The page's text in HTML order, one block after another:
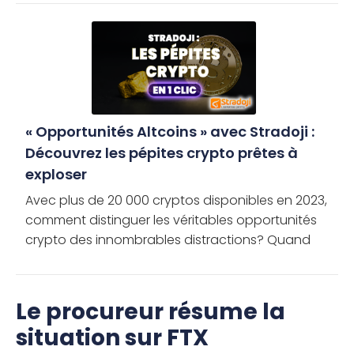
« Opportunités Altcoins » avec Stradoji :
Découvrez les pépites crypto prêtes à
exploser
Avec plus de 20 000 cryptos disponibles en 2023,
comment distinguer les véritables opportunités
crypto des innombrables distractions? Quand
Le procureur résume la
situation sur FTX